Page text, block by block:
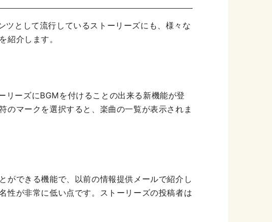
として流行しているストーリーズにも、様々な
紹介します。
ーズにBGMを付けることの出来る新機能が登
のマークを選択すると、楽曲の一覧が表示されま
ができる機能で、以前の情報提供メールで紹介し
性が非常に低い点です。ストーリーズの投稿者は